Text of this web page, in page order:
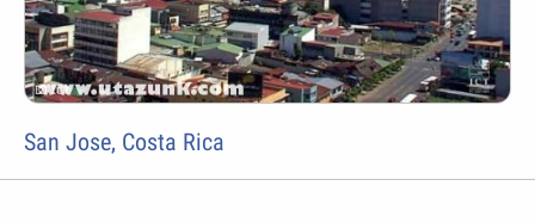
San Jose, Costa Rica